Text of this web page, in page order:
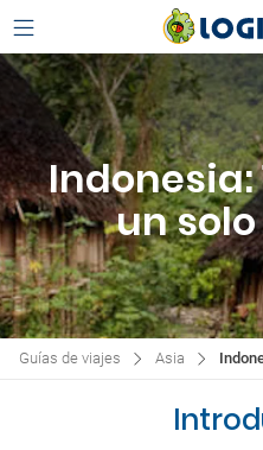
Indonesia:
un
Guías de viajes Asia